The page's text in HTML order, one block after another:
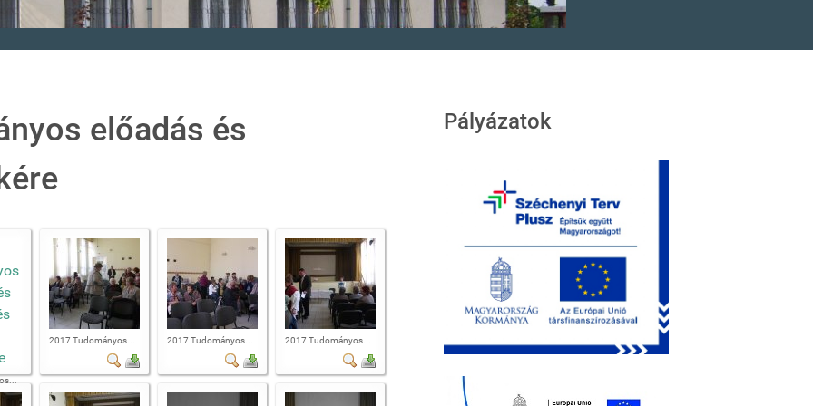
előadás és
2017 Tudományos... 2017 Tudományos... 2017 Tudományos...
Pályázatok